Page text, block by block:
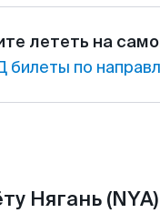
лететь на
по
Нягань